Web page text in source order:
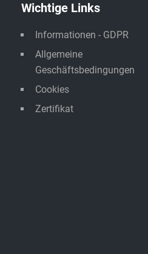
Wichtige Links
Informationen - GDPR
Allgemeine
Geschäftsbedingungen
Cookies
Zertifikat